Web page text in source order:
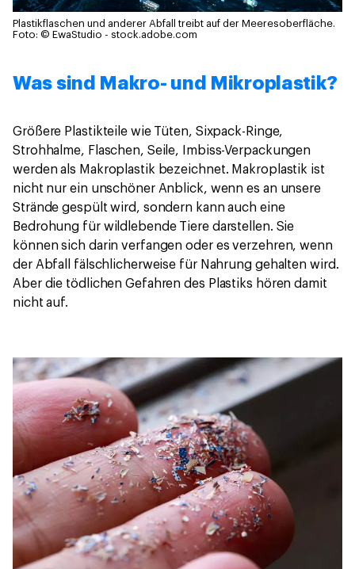
Plastikflaschen und anderer Abfall treibt auf der Meeresoberfläche.
Foto: © EwaStudio - stock.adobe.com
Was sind Makro- und Mikroplastik?
Größere Plastikteile wie Tüten, Sixpack-Ringe,
Strohhalme, Flaschen, Seile, Imbiss-Verpackungen
werden als Makroplastik bezeichnet. Makroplastik ist
nicht nur ein unschöner Anblick, wenn es an unsere
Strände gespült wird, sondern kann auch eine
Bedrohung für wildlebende Tiere darstellen. Sie
können sich darin verfangen oder es verzehren, wenn
der Abfall fälschlicherweise für Nahrung gehalten wird.
Aber die tödlichen Gefahren des Plastiks hören damit
nicht auf.